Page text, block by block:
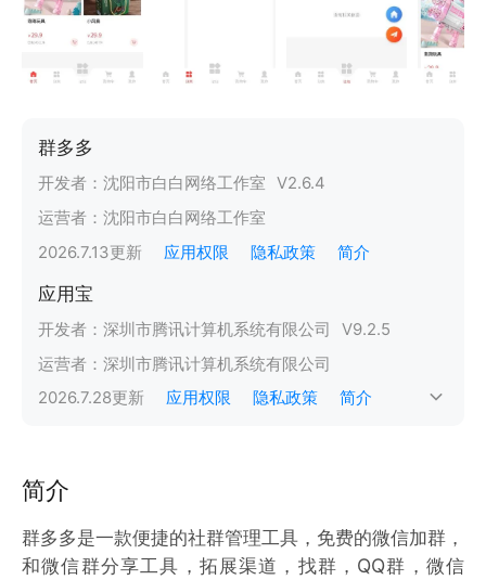
群多多
开发者： 沈阳市白白网络工作室 V2.6.4
运营者： 沈阳市白白网络工作室
2026.7.13更新 应用权限 隐私政策 简介
应用宝
开发者： 深圳市腾讯计算机系统有限公司 V9.2.5
运营者： 深圳市腾讯计算机系统有限公司
2026.7.28更新 应用权限 隐私政策 简介
简介
群多多是一款便捷的社群管理工具，免费的微信加群，
和微信群分享工具，拓展渠道，找群，QQ群，微信